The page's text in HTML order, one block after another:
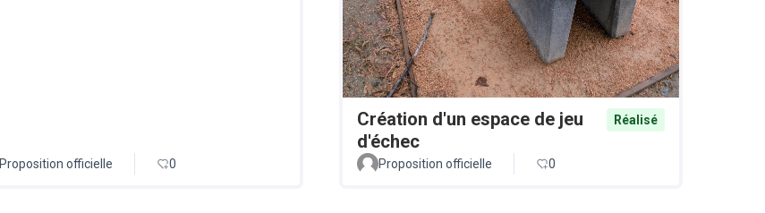
Proposition officielle 0
Création d'un espace de jeu
d'échec
Réalisé
Proposition officielle 0